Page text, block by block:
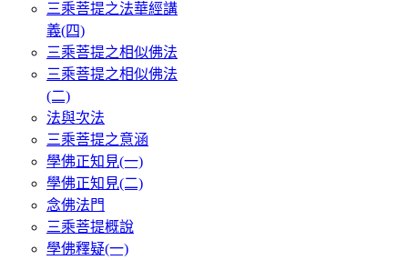
三乘菩提之法華經講
義(四)
三乘菩提之相似佛法
三乘菩提之相似佛法
(二)
法與次法
三乘菩提之意涵
學佛正知見(一)
學佛正知見(二)
念佛法門
三乘菩提概說
學佛釋疑(一)